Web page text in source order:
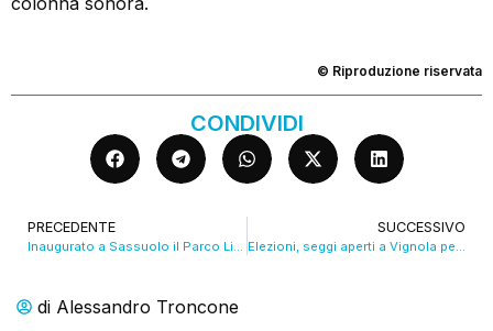
di Alessandro Troncone
© Riproduzione riservata
CONDIVIDI
PRECEDENTE
Inaugurato a Sassuolo il Parco Lineare Marazzi. VIDEO
SUCCESSIVO
Elezioni, seggi aperti a Vignola per il ballottaggio tra Emilia Muratori e Angelo Pasini. Ore 23, affluenza al 41,54%. VIDEO